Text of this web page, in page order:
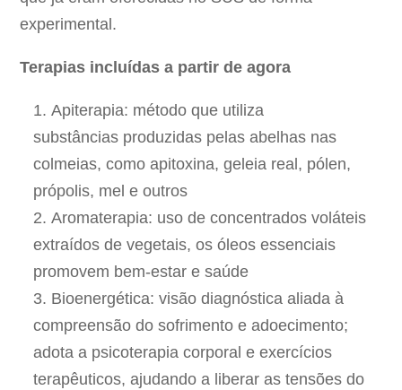
experimental.
Terapias incluídas a partir de agora
Apiterapia: método que utiliza
substâncias produzidas pelas abelhas nas
colmeias, como apitoxina, geleia real, pólen,
própolis, mel e outros
Aromaterapia: uso de concentrados voláteis
extraídos de vegetais, os óleos essenciais
promovem bem-estar e saúde
Bioenergética: visão diagnóstica aliada à
compreensão do sofrimento e adoecimento;
adota a psicoterapia corporal e exercícios
terapêuticos, ajudando a liberar as tensões do